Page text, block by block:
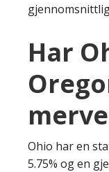
Har
Ohio har en
5.75% og en